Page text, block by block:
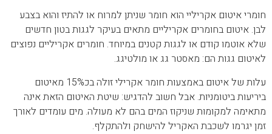
חומרי איטום אקריליי הוא חומר שניתן למרוח או להתיז והוא בצבע
לבן. איטום בחומרים אקריליים מתאים בעיקר לגגות בטון חדשים
שלא אוטמו קודם או לגגות קטנים במיוחד. חומרים אקריליים נפוצים
לאיטום גגות הם: מאסטר גג או מולטיגג.
עלות של איטום באמצעות חומר אקרילי זולה בכ15% מאיטום
ביריעות ביטומניות. אבל חשוב להדגיש: שיטת האיטום הזאת אינה
מתאימה למקומות שניקוז המים בהם לא מעולה. מים עומדים לאורך
זמן יגרמו לשכבת האקריל להישחק ולהתקלף.